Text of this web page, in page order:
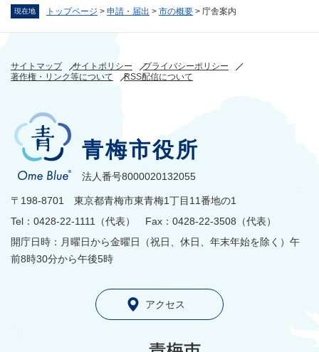
現在地 トップページ > 申請・届出 > 市の概要 > 庁舎案内
サイトマップ サイトポリシー
プライバシーポリシー
著作権・リンク等について
RSS配信について
青梅市役所
法人番号8000020132055
〒198-8701 東京都青梅市東青梅1丁目11番地の1
Tel：0428-22-1111（代表） Fax：0428-22-3508（代表）
開庁日時：月曜日から金曜日（祝日、休日、年末年始を除く）午
前8時30分から午後5時
アクセス